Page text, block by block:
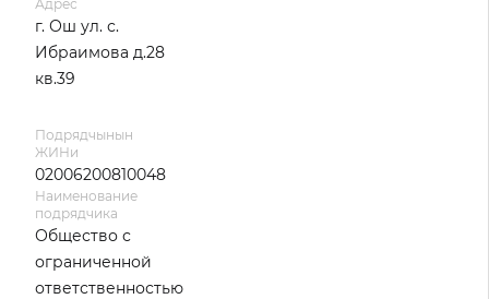
Адрес
г. Ош ул. с.
Ибраимова д.28
кв.39
Подрядчынын
ЖИНи
02006200810048
Наименование
подрядчика
Общество с
ограниченной
ответственностью